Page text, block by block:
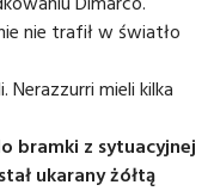
nie trafił w światło
Nerazzurri mieli kilka
bramki z sytuacyjnej
ukarany żółtą